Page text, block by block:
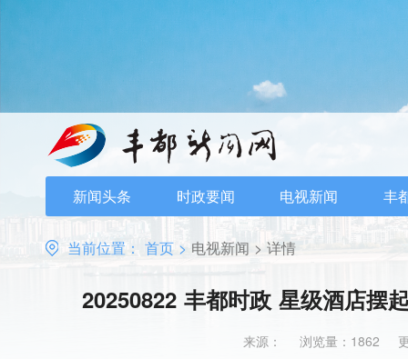
新闻头条 时政要闻 电视新闻 丰
当前位置： 首页 > 电视新闻 > 详情
20250822 丰都时政 星级酒店摆
来源： 浏览量：1862